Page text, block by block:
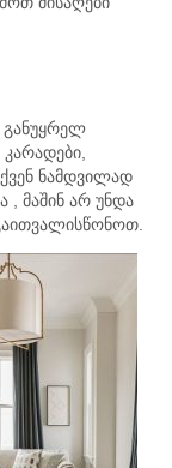
განუყრელ
ნამდვილად
, მაშინ არ უნდა